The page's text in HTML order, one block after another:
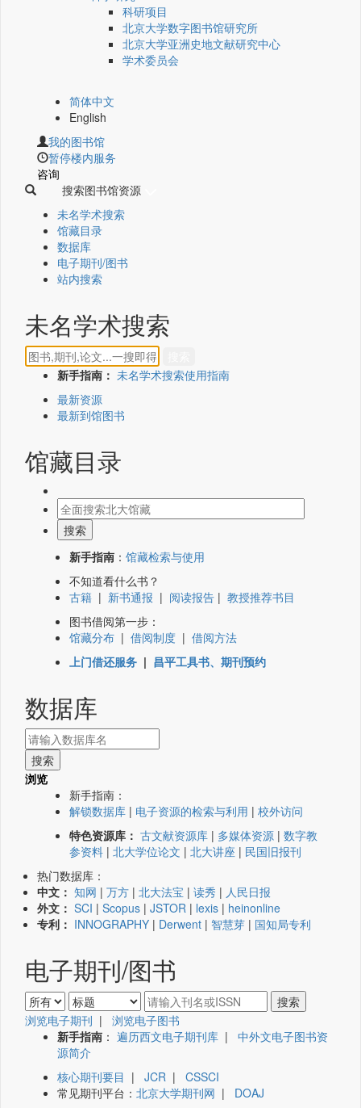
科研项目
北京大学数字图书馆研究所
北京大学亚洲史地文献研究中心
学术委员会
简体中文
English
我的图书馆
暂停楼内服务
咨询
搜索图书馆资源
未名学术搜索
馆藏目录
数据库
电子期刊/图书
站内搜索
未名学术搜索
新手指南： 未名学术搜索使用指南
最新资源
最新到馆图书
馆藏目录
新手指南 ： 馆藏检索与使用
不知道看什么书？
古籍 | 新书通报 | 阅读报告 | 教授推荐书目
图书借阅第一步：
馆藏分布 | 借阅制度 | 借阅方法
上门借还服务 | 昌平工具书、期刊预约
数据库
浏览
新手指南：
解锁数据库 | 电子资源的检索与利用 | 校外访问
特色资源库： 古文献资源库 | 多媒体资源 | 数字教
参资料 | 北大学位论文 | 北大讲座 | 民国旧报刊
热门数据库：
中文： 知网 | 万方 | 北大法宝 | 读秀 | 人民日报
外文： SCI | Scopus | JSTOR | lexis | heinonline
专利： INNOGRAPHY | Derwent | 智慧芽 | 国知局专利
电子期刊/图书
浏览电子期刊 | 浏览电子图书
新手指南 ： 遍历西文电子期刊库 | 中外文电子图书资
源简介
核心期刊要目 | JCR | CSSCI
常见期刊平台： 北京大学期刊网 | DOAJ